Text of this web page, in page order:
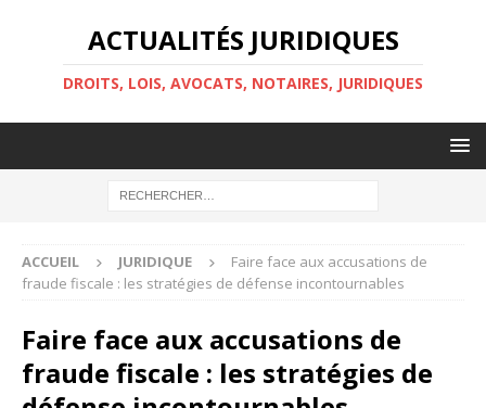
ACTUALITÉS JURIDIQUES
DROITS, LOIS, AVOCATS, NOTAIRES, JURIDIQUES
ACCUEIL JURIDIQUE
Faire face aux accusations de
fraude fiscale : les stratégies de défense incontournables
Faire face aux accusations de
fraude fiscale : les stratégies de